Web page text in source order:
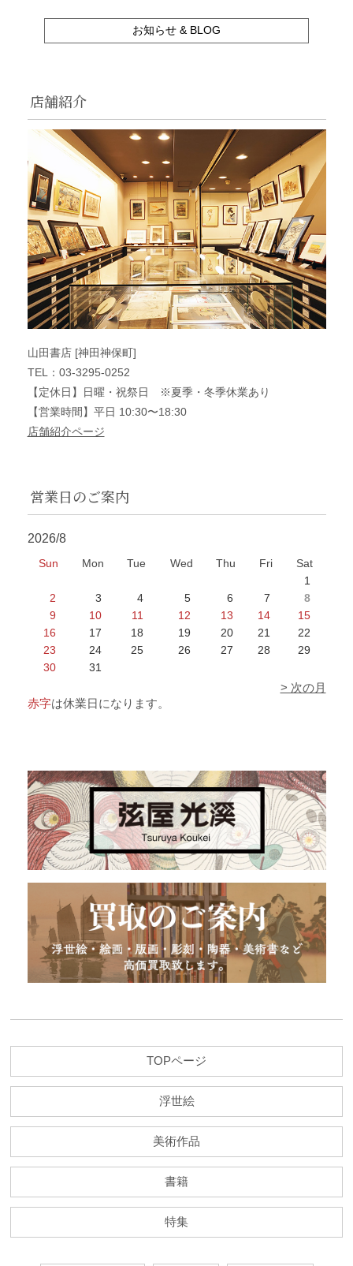
お知らせ & BLOG
店舗紹介
山田書店 [神田神保町]
TEL：03-3295-0252
【定休日】日曜・祝祭日 ※夏季・冬季休業あり
【営業時間】平日 10:30〜18:30
店舗紹介ページ
営業日のご案内
2026/8
Sun Mon Tue Wed Thu Fri
Sat
1
2
3 4 5 6 7
8
9
10 11 12 13 14
15
16
17 18 19 20 21
22
23
24 25 26 27 28
29
30
31
> 次の月
赤字は休業日になります。
TOPページ
浮世絵
美術作品
書籍
特集